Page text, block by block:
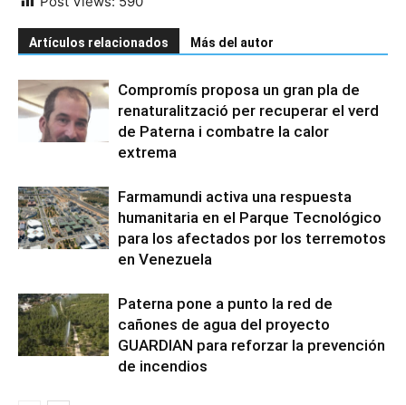
Artículos relacionados Más del autor
Compromís proposa un gran pla de
renaturalització per recuperar el verd
de Paterna i combatre la calor
extrema
Farmamundi activa una respuesta
humanitaria en el Parque Tecnológico
para los afectados por los terremotos
en Venezuela
Paterna pone a punto la red de
cañones de agua del proyecto
GUARDIAN para reforzar la prevención
de incendios